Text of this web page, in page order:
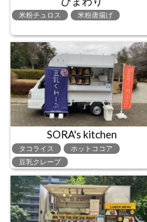
米粉チュロス 米粉唐揚げ
SORA's kitchen
タコライス
ホットココア
豆乳クレープ